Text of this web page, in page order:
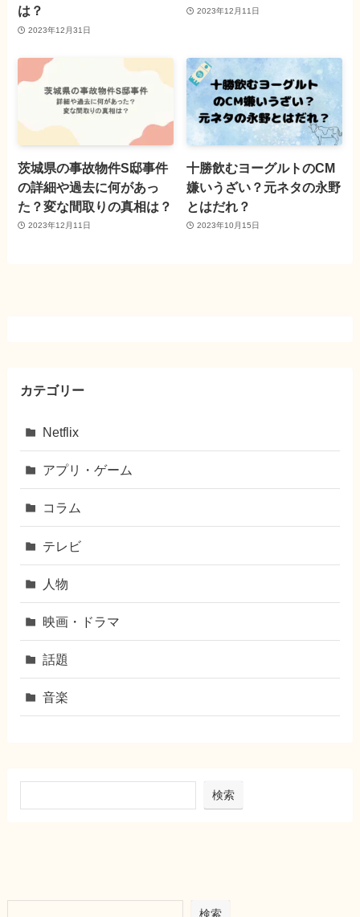
は？
2023年12月31日
2023年12月11日
茨城県の事故物件S邸事件
の詳細や過去に何があっ
た？変な間取りの真相は？
2023年12月11日
十勝飲むヨーグルトのCM
嫌いうざい？元ネタの永野
とはだれ？
2023年10月15日
カテゴリー
Netflix
アプリ・ゲーム
コラム
テレビ
人物
映画・ドラマ
話題
音楽
検索
検索